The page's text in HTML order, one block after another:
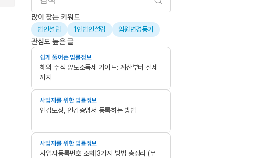
많이 찾는 키워드
법인설립
1인법인설립
임원변경등기
관심도 높은 글
쉽게 풀어쓴 법률정보
해외 주식 양도소득세 가이드: 계산부터 절세
까지
사업자를 위한 법률정보
인감도장, 인감증명서 등록하는 방법
사업자를 위한 법률정보
사업자등록번호 조회|3가지 방법 총정리 (무